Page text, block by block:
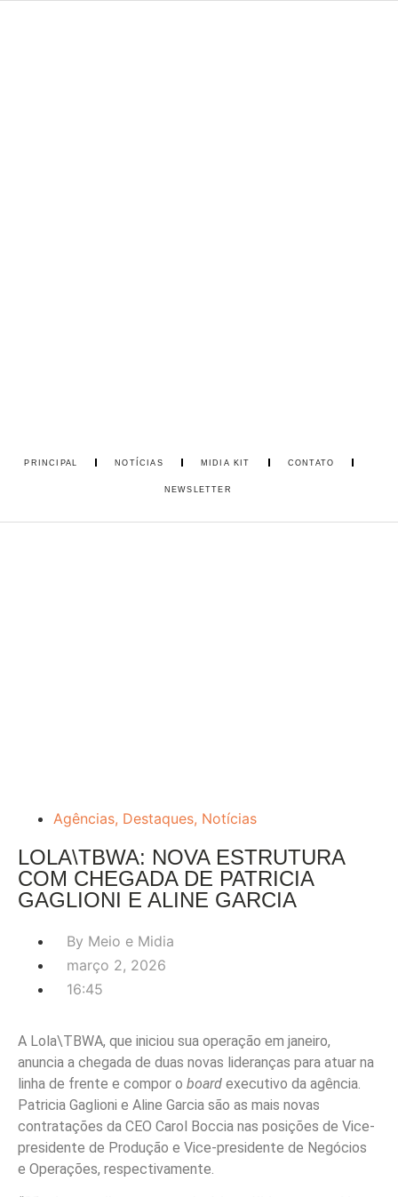
PRINCIPAL NOTÍCIAS MIDIA KIT CONTATO
NEWSLETTER
Agências, Destaques, Notícias
LOLA\TBWA: NOVA ESTRUTURA
COM CHEGADA DE PATRICIA
GAGLIONI E ALINE GARCIA
By Meio e Midia
março 2, 2026
16:45
A Lola\TBWA, que iniciou sua operação em janeiro,
anuncia a chegada de duas novas lideranças para atuar na
linha de frente e compor o board executivo da agência.
Patricia Gaglioni e Aline Garcia são as mais novas
contratações da CEO Carol Boccia nas posições de Vice-
presidente de Produção e Vice-presidente de Negócios
e Operações, respectivamente.